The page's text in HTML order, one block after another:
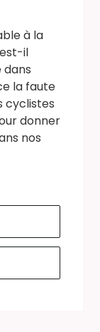
à la
il
dans
la faute
cyclistes
donner
nos